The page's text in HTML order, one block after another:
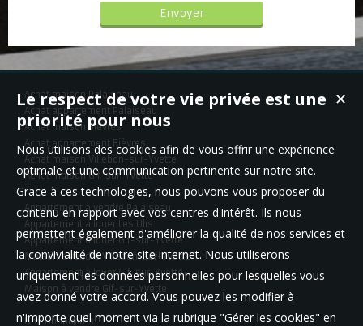
Achat maison Palaiseau
Achat appartement Palaiseau
Achat maison Bièvres
Achat appartement Bièvres
Achat maison Villebon-sur-Yvette
Achat maison Gif-sur-Yvette
Appartement à vendre Palaiseau
Appartement à louer Les Ulis
Appartement à louer Gif-sur-Yvette
Maison à vendre Villebon-sur-Yvette
Appartement à louer Gif-sur-Yvette
Maison à vendre Gif-sur-Yvette
Nos Honoraires
✕
Le respect de votre vie privée est une
priorité pour nous
Nous utilisons des cookies afin de vous offrir une expérience
optimale et une communication pertinente sur notre site.
Grace à ces technologies, nous pouvons vous proposer du
contenu en rapport avec vos centres d'intérêt. Ils nous
permettent également d'améliorer la qualité de nos services et
la convivialité de notre site internet. Nous utiliserons
uniquement les données personnelles pour lesquelles vous
avez donné votre accord. Vous pouvez les modifier à
n'importe quel moment via la rubrique "Gérer les cookies" en